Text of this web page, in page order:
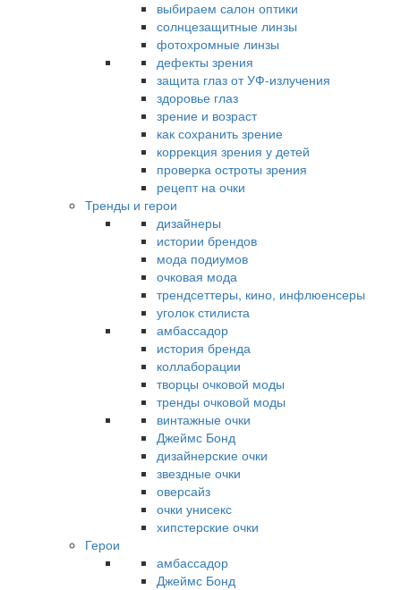
выбираем салон оптики
солнцезащитные линзы
фотохромные линзы
дефекты зрения
защита глаз от УФ-излучения
здоровье глаз
зрение и возраст
как сохранить зрение
коррекция зрения у детей
проверка остроты зрения
рецепт на очки
Тренды и герои
дизайнеры
истории брендов
мода подиумов
очковая мода
трендсеттеры, кино, инфлюенсеры
уголок стилиста
амбассадор
история бренда
коллаборации
творцы очковой моды
тренды очковой моды
винтажные очки
Джеймс Бонд
дизайнерские очки
звездные очки
оверсайз
очки унисекс
хипстерские очки
Герои
амбассадор
Джеймс Бонд